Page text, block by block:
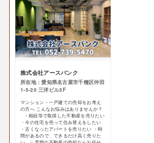
株式会社アースバンク
所在地：愛知県名古屋市千種区仲田
1-5-20 三洋ビル3F
マンション・一戸建ての売却をお考え
の方へ こんなお悩みはありませんか？
・相続等で取得した不動産を売りたい
・今の住宅を売って住み替えをしたい
・古くなったアパートを売りたい ・時
間があるので、できるだけ高く売りた